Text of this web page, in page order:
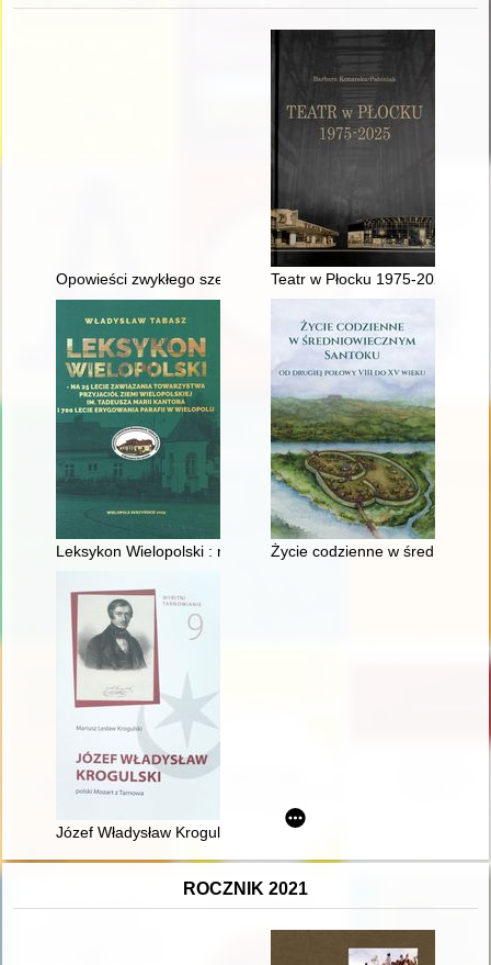
Opowieści zwykłego szeregowca kilku wojen : (pisane w
Teatr w Płocku 1975-2025
Leksykon Wielopolski : na 25 lecie zawiązania Towarzystwa
Życie codzienne w
Józef Władysław Krogulski : polski Mozart z Tarnowa
ROCZNIK 2021